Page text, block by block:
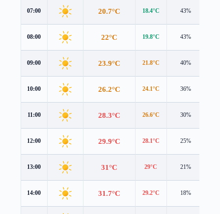
07:00 20.7°C 18.4°C 43%
08:00 22°C 19.8°C 43%
09:00 23.9°C 21.8°C 40%
10:00 26.2°C 24.1°C 36%
11:00 28.3°C 26.6°C 30%
12:00 29.9°C 28.1°C 25%
13:00 31°C 29°C 21%
14:00 31.7°C 29.2°C 18%